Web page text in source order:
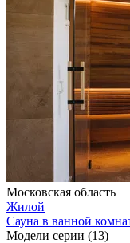
Московская область
Жилой
Сауна в ванной
Модели серии (13)